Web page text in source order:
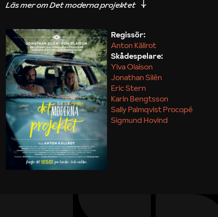
iakttagelser om hur svårt det kan vara att omsätta
Maja Kekonius
Regissör:
Anton Källrot
Skådespelare:
Ylva Olaison
Jonathan Silén
Eric Stern
Karin Bengtsson
Sally Palmqvist Procopé
Sigmund Hovind